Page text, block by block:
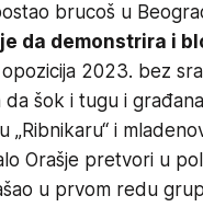
brucoš u
da demonstrira i
opozicija 2023. bez
da šok i tugu i
„Ribnikaru“ i
Orašje pretvori u
u prvom redu